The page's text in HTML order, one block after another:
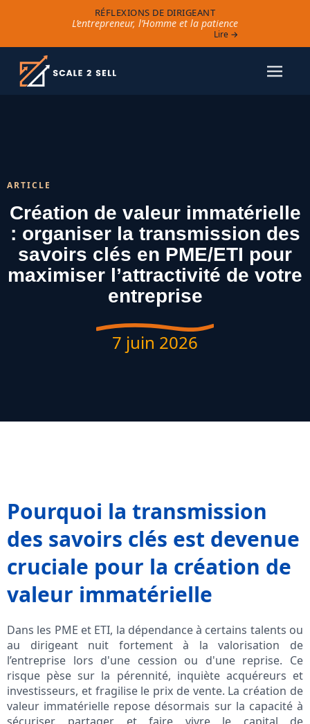
RÉFLEXIONS DE DIRIGEANT
L’entrepreneur, l’Homme et la patience
Lire →
ARTICLE
Création de valeur immatérielle
: organiser la transmission des
savoirs clés en PME/ETI pour
maximiser l’attractivité de votre
entreprise
7 juin 2026
Pourquoi la transmission
des savoirs clés est devenue
cruciale pour la création de
valeur immatérielle
Dans les PME et ETI, la dépendance à certains talents ou
au dirigeant nuit fortement à la valorisation de
l’entreprise lors d'une cession ou d'une reprise. Ce
risque pèse sur la pérennité, inquiète acquéreurs et
investisseurs, et fragilise le prix de vente. La création de
valeur immatérielle repose désormais sur la capacité à